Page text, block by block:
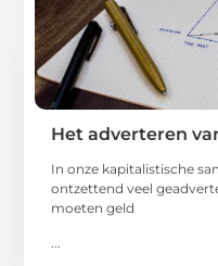
Het adverteren
In onze kapitalistische
ontzettend veel
moeten geld
...